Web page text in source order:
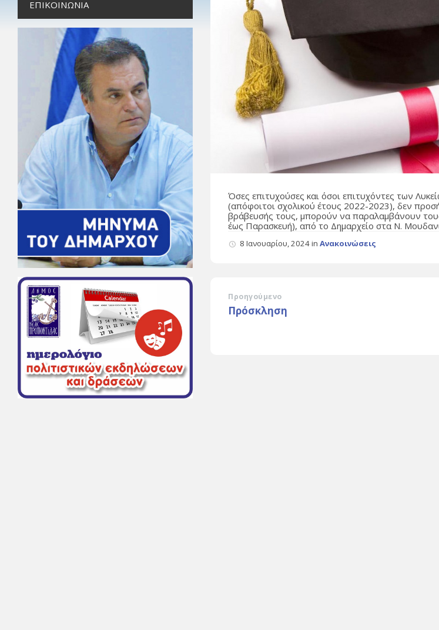
Όσες επιτυχούσες και όσοι επιτυχόντες των
(απόφοιτοι σχολικού έτους 2022-2023), δεν
βράβευσής τους, μπορούν να παραλαμβάνουν
έως Παρασκευή), από το Δημαρχείο στα Ν.
8 Ιανουαρίου, 2024inΑνακοινώσεις
Προηγούμενο
Πρόσκληση
ΕΠΙΚΟΙΝΩΝΊΑ